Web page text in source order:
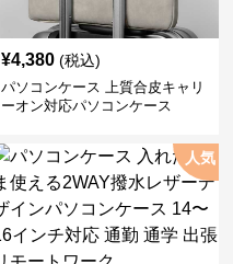
¥4,380 (税込)
パソコンケース 上質合皮キャリ
ーオン対応パソコンケース
人気